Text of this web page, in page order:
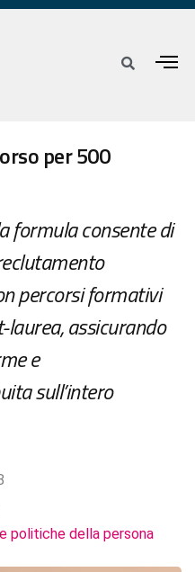
per 500
formula consente di
percorsi formativi
assicurando
e
sull’intero
politiche della persona